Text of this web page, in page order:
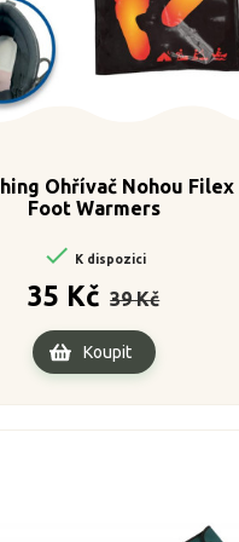
Ohřívač Nohou Filex
Foot Warmers
 K dispozici
35 Kč
cena
39 Kč
Koupit